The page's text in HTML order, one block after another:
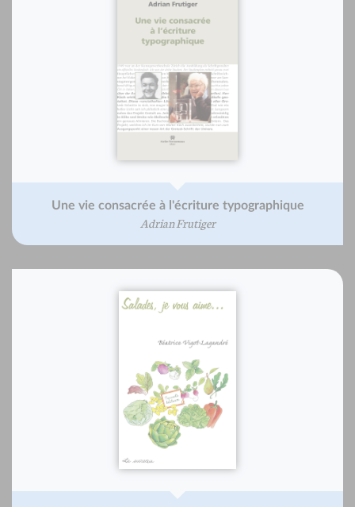
Une vie consacrée à l'écriture typographique
Adrian Frutiger